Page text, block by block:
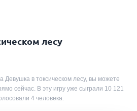
лесу
Девушка в токсическом лесу, вы можете
сейчас. В эту игру уже сыграли 10 121
4 человека.